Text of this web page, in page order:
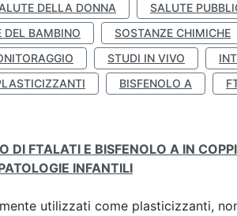
DELLA DONNA SALUTE
DEL BAMBINO
SOSTANZE CHIMICHE
STUDI IN VIVO
BISFENOLO A
DI FTALATI E BISFENOLO A IN
INFANTILI
utilizzati come plasticizzanti,